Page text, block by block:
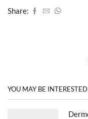
Share:
YOU MAY BE